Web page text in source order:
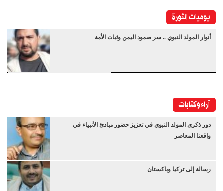
يوميات الثورة
أنوار المولد النبوي .. سر صمود اليمن وثبات الأمة
آراء وكتابات
دور ذكرى المولد النبوي في تعزيز حضور مبادئ الأنبياء في
واقعنا المعاصر
رسالة إلى تركيا وباكستان